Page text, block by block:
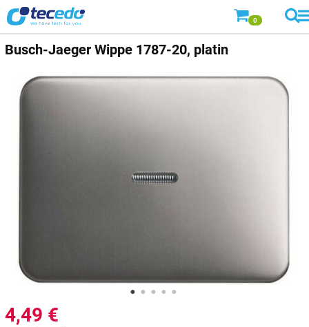
0
Busch-Jaeger Wippe 1787-20, platin
4,49 €